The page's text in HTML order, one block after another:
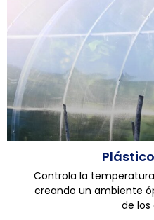
Controla la
creando un ambiente
de los